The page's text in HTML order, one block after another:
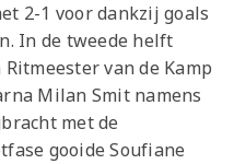
2-1 voor dankzij goals
In de tweede helft
van de Kamp
Milan Smit namens
met de
gooide Soufiane